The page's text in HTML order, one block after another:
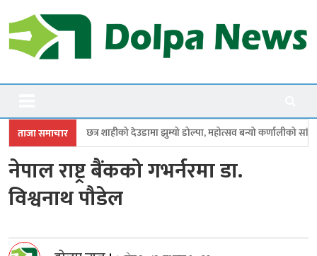
to
content
Dolpanews
ताजा समाचार
देउडामा झुम्यो डोल्पा, महोत्सव बन्यो कर्णालीको सांगीतिक उत्सव
नेपाल राष्ट्र बैंकको गभर्नरमा डा.
विश्वनाथ पौडेल